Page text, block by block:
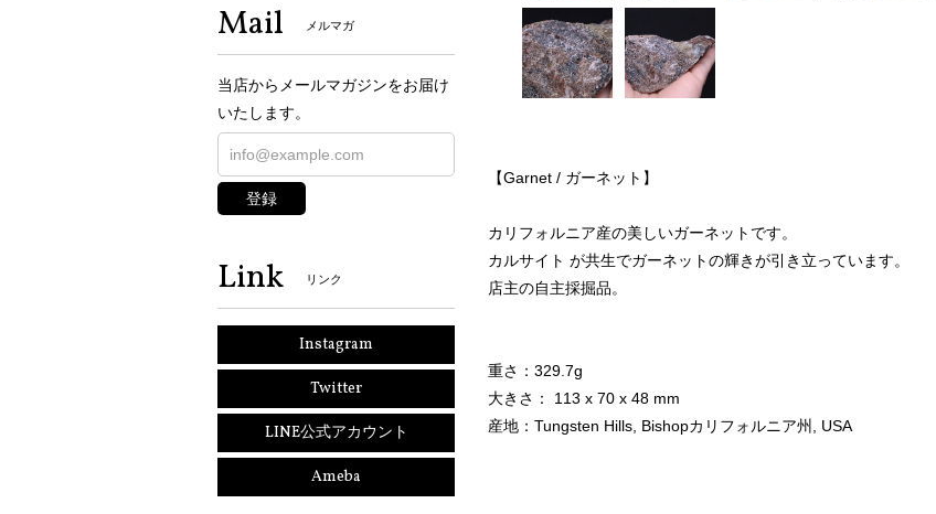
【Garnet / ガーネット】
カリフォルニア産の美しいガーネットです。
カルサイト が共生でガーネットの輝きが引き立っています。
店主の自主採掘品。
重さ：329.7g
大きさ： 113 x 70 x 48 mm
産地：Tungsten Hills, Bishopカリフォルニア州, USA
Mail メルマガ
当店からメールマガジンをお届け
いたします。
登録
Link リンク
Instagram
Twitter
LINE公式アカウント
Ameba